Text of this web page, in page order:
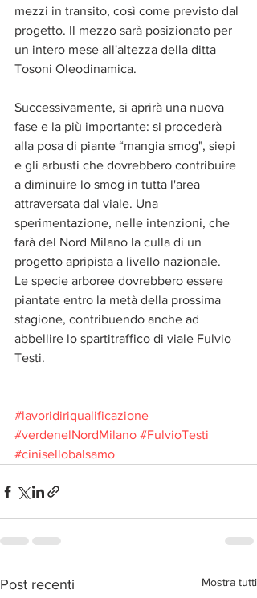
mezzi in transito, così come previsto dal
progetto. Il mezzo sarà posizionato per
un intero mese all'altezza della ditta
Tosoni Oleodinamica.
Successivamente, si aprirà una nuova
fase e la più importante: si procederà
alla posa di piante “mangia smog", siepi
e gli arbusti che dovrebbero contribuire
a diminuire lo smog in tutta l'area
attraversata dal viale. Una
sperimentazione, nelle intenzioni, che
farà del Nord Milano la culla di un
progetto apripista a livello nazionale.
Le specie arboree dovrebbero essere
piantate entro la metà della prossima
stagione, contribuendo anche ad
abbellire lo spartitraffico di viale Fulvio
Testi.
#lavoridiriqualificazione
#verdenelNordMilano #FulvioTesti
#cinisellobalsamo
Post recenti Mostra tutti